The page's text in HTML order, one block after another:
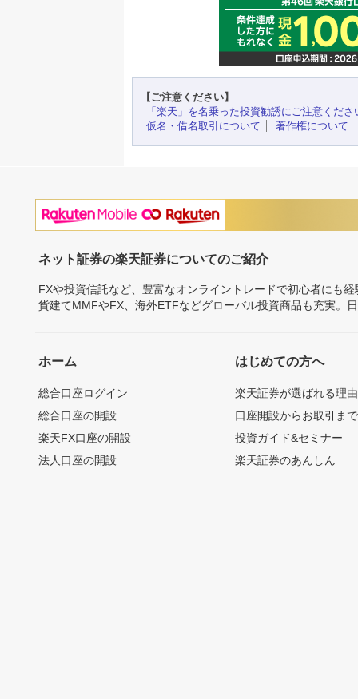
【ご注意ください】
「楽天」を名乗った投資勧誘にご注意くださ
仮名・借名取引について
著作権について
ネット証券の楽天証券についてのご紹介
FXや投資信託など、豊富なオンライントレードで初心者にも
貨建てMMFやFX、海外ETFなどグローバル投資商品も充実。
ホーム
総合口座ログイン
総合口座の開設
楽天FX口座の開設
法人口座の開設
はじめての方へ
楽天証券が選ばれる理由
口座開設からお取引ま
投資ガイド&セミナー
楽天証券のあんしん